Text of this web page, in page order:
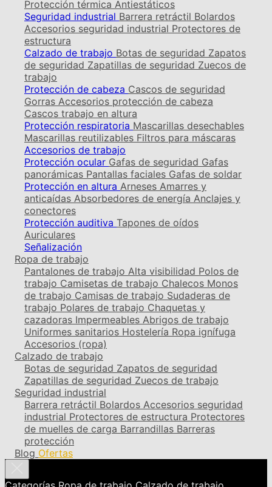
Protección térmica Antiestáticos
Seguridad industrial Barrera retráctil Bolardos
Accesorios seguridad industrial Protectores de
estructura
Calzado de trabajo Botas de seguridad Zapatos
de seguridad Zapatillas de seguridad Zuecos de
trabajo
Protección de cabeza Cascos de seguridad
Gorras Accesorios protección de cabeza
Cascos trabajo en altura
Protección respiratoria Mascarillas desechables
Mascarillas reutilizables Filtros para máscaras
Accesorios de trabajo
Protección ocular Gafas de seguridad Gafas
panorámicas Pantallas faciales Gafas de soldar
Protección en altura Arneses Amarres y
anticaídas Absorbedores de energía Anclajes y
conectores
Protección auditiva Tapones de oídos
Auriculares
Señalización
Ropa de trabajo
Pantalones de trabajo Alta visibilidad Polos de
trabajo Camisetas de trabajo Chalecos Monos
de trabajo Camisas de trabajo Sudaderas de
trabajo Polares de trabajo Chaquetas y
cazadoras Impermeables Abrigos de trabajo
Uniformes sanitarios Hostelería Ropa ignífuga
Accesorios (ropa)
Calzado de trabajo
Botas de seguridad Zapatos de seguridad
Zapatillas de seguridad Zuecos de trabajo
Seguridad industrial
Barrera retráctil Bolardos Accesorios seguridad
industrial Protectores de estructura Protectores
de muelles de carga Barrandillas Barreras
protección
Blog Ofertas